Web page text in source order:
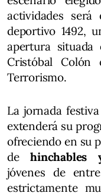
actividades será
deportivo 1492,
apertura
Cristóbal Colón
Terrorismo.
La jornada
extenderá su
ofreciendo en su
dehinchables
jóvenes de
estrictamente